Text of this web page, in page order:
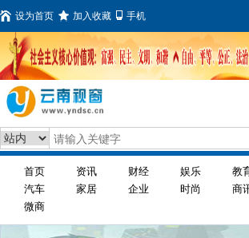
设为首页 加入收藏 手机
首页 资讯 财经 娱乐 教
汽车
家居 企业 时尚 商
微商